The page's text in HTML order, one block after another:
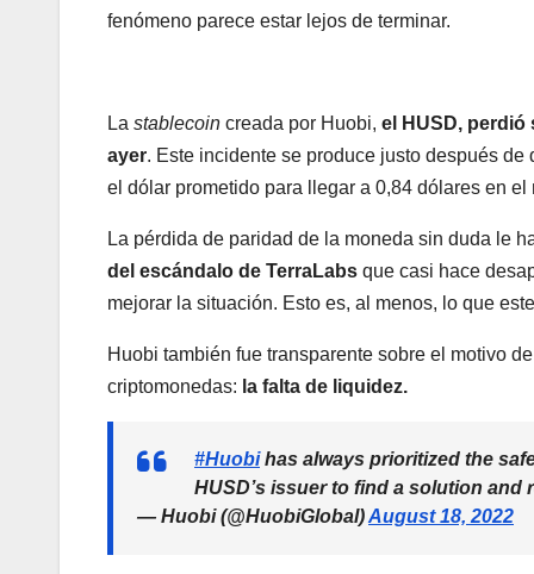
fenómeno parece estar lejos de terminar.
La stablecoin creada por Huobi, el HUSD,
ayer. Este incidente se produce justo después de
el dólar prometido para llegar a 0,84 dólares en el
La pérdida de paridad de la moneda sin duda le
del escándalo de TerraLabs que casi hace
mejorar la situación. Esto es, al menos, lo que
Huobi también fue transparente sobre el motivo
criptomonedas: la falta de liquidez.
#Huobihas always prioritized the
HUSD’s issuer to find a solution
— Huobi (@HuobiGlobal)August 18, 2022